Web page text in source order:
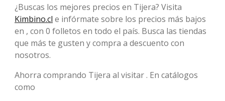
¿Buscas los mejores precios en Tijera? Visita
Kimbino.cl e infórmate sobre los precios más bajos
en , con 0 folletos en todo el país. Busca las tiendas
que más te gusten y compra a descuento con
nosotros.
Ahorra comprando Tijera al visitar . En catálogos
como